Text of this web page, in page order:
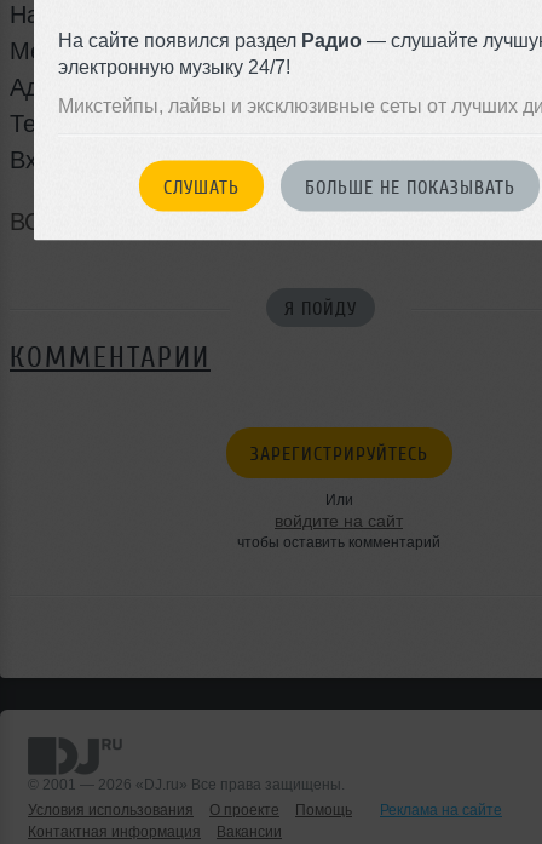
На сайте появился раздел Радио — слушайте
электронную музыку 24/7!
Микстейпы, лайвы и эксклюзивные сеты от лучших
СЛУШАТЬ БОЛЬШЕ НЕ ПОКАЗЫВАТЬ
Начало: 22:00
Место: бар «КУЛЬТУРA»
Адрес: ул. Труда 91
Тел.: 75-1234-2
Вход свободный.
ВСТРЕЧА ВКОНТАКТЕ
Я ПОЙДУ
КОММЕНТАРИИ
ЗАРЕГИСТРИРУЙТЕСЬ
Или
войдите на сайт
чтобы оставить комментарий
© 2001 — 2026 «DJ.ru» Все права защищены.
Условия использования
О проекте Помощь
Реклама на сайте
Контактная информация
Вакансии